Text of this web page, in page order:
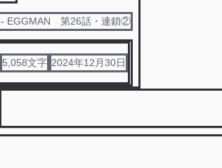
- EGGMAN 第26話・連鎖②
5,058文字 2024年12月30日